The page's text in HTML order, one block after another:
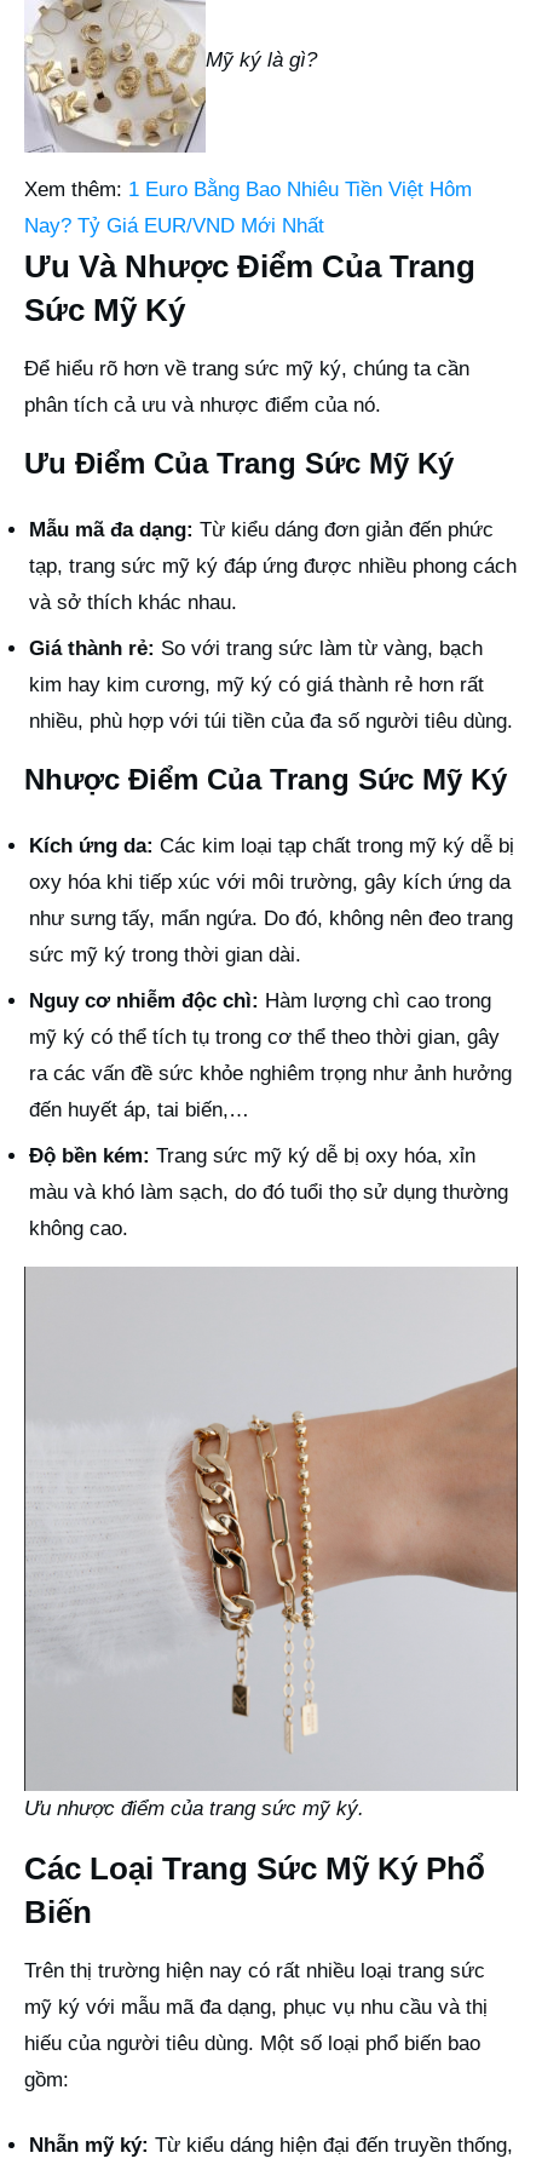
Mỹ ký là gì?
Xem thêm: 1 Euro Bằng Bao Nhiêu Tiền Việt Hôm
Nay? Tỷ Giá EUR/VND Mới Nhất
Ưu Và Nhược Điểm Của Trang
Sức Mỹ Ký
Để hiểu rõ hơn về trang sức mỹ ký, chúng ta cần
phân tích cả ưu và nhược điểm của nó.
Ưu Điểm Của Trang Sức Mỹ Ký
Mẫu mã đa dạng: Từ kiểu dáng đơn giản đến phức
tạp, trang sức mỹ ký đáp ứng được nhiều phong cách
và sở thích khác nhau.
Giá thành rẻ: So với trang sức làm từ vàng, bạch
kim hay kim cương, mỹ ký có giá thành rẻ hơn rất
nhiều, phù hợp với túi tiền của đa số người tiêu dùng.
Nhược Điểm Của Trang Sức Mỹ Ký
Kích ứng da: Các kim loại tạp chất trong mỹ ký dễ bị
oxy hóa khi tiếp xúc với môi trường, gây kích ứng da
như sưng tấy, mẩn ngứa. Do đó, không nên đeo trang
sức mỹ ký trong thời gian dài.
Nguy cơ nhiễm độc chì: Hàm lượng chì cao trong
mỹ ký có thể tích tụ trong cơ thể theo thời gian, gây
ra các vấn đề sức khỏe nghiêm trọng như ảnh hưởng
đến huyết áp, tai biến,…
Độ bền kém: Trang sức mỹ ký dễ bị oxy hóa, xỉn
màu và khó làm sạch, do đó tuổi thọ sử dụng thường
không cao.
Ưu nhược điểm của trang sức mỹ ký.
Các Loại Trang Sức Mỹ Ký Phổ
Biến
Trên thị trường hiện nay có rất nhiều loại trang sức
mỹ ký với mẫu mã đa dạng, phục vụ nhu cầu và thị
hiếu của người tiêu dùng. Một số loại phổ biến bao
gồm:
Nhẫn mỹ ký: Từ kiểu dáng hiện đại đến truyền thống,